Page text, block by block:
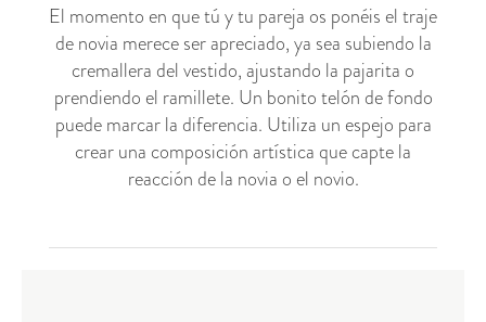
El momento en que tú y tu pareja os ponéis el traje
de novia merece ser apreciado, ya sea subiendo la
cremallera del vestido, ajustando la pajarita o
prendiendo el ramillete. Un bonito telón de fondo
puede marcar la diferencia. Utiliza un espejo para
crear una composición artística que capte la
reacción de la novia o el novio.